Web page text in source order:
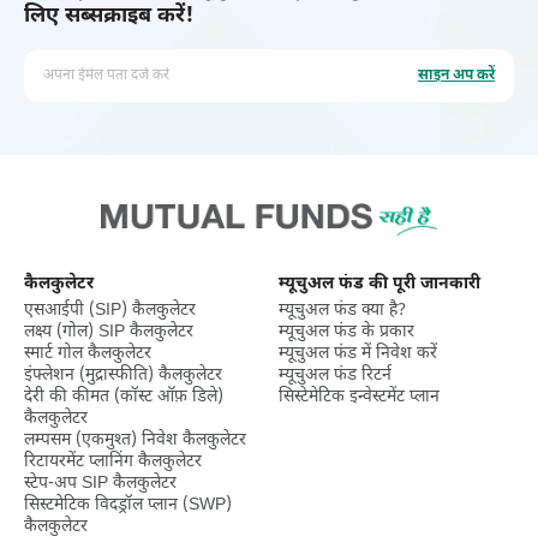
लिए सब्सक्राइब करें!
अपना ईमेल पता दर्ज करें
साइन अप करें
कैलकुलेटर
एसआईपी (SIP) कैलकुलेटर
लक्ष्‍य (गोल) SIP कैलकुलेटर
स्मार्ट गोल कैलकुलेटर
इंफ्लेशन (मुद्रास्फीति) कैलकुलेटर
देरी की कीमत (कॉस्ट ऑफ़ डिले)
कैलकुलेटर
लम्पसम (एकमुश्त) निवेश कैलकुलेटर
रिटायरमेंट प्लानिंग कैलकुलेटर
स्टेप-अप SIP कैलकुलेटर
सिस्टमेटिक विदड्रॉल प्लान (SWP)
कैलकुलेटर
म्यूचुअल फंड की पूरी जानकारी
म्यूचुअल फंड क्या है?
म्यूचुअल फंड के प्रकार
म्यूचुअल फंड में निवेश करें
म्यूचुअल फंड रिटर्न
सिस्टेमेटिक इन्वेस्टमेंट प्लान